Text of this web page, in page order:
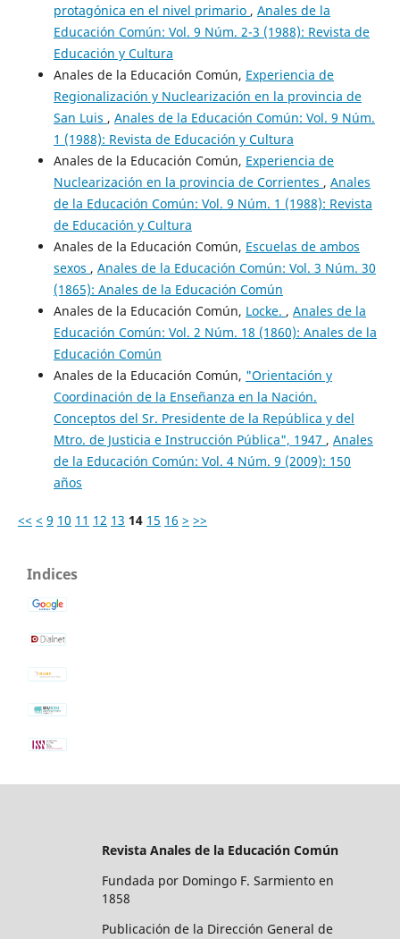
protagónica en el nivel primario , Anales de la
Educación Común: Vol. 9 Núm. 2-3 (1988): Revista de
Educación y Cultura
Anales de la Educación Común, Experiencia de
Regionalización y Nuclearización en la provincia de
San Luis , Anales de la Educación Común: Vol. 9 Núm.
1 (1988): Revista de Educación y Cultura
Anales de la Educación Común, Experiencia de
Nuclearización en la provincia de Corrientes , Anales
de la Educación Común: Vol. 9 Núm. 1 (1988): Revista
de Educación y Cultura
Anales de la Educación Común, Escuelas de ambos
sexos , Anales de la Educación Común: Vol. 3 Núm. 30
(1865): Anales de la Educación Común
Anales de la Educación Común, Locke. , Anales de la
Educación Común: Vol. 2 Núm. 18 (1860): Anales de la
Educación Común
Anales de la Educación Común, "Orientación y
Coordinación de la Enseñanza en la Nación.
Conceptos del Sr. Presidente de la República y del
Mtro. de Justicia e Instrucción Pública", 1947 , Anales
de la Educación Común: Vol. 4 Núm. 9 (2009): 150
años
<< < 9 10 11 12 13 14 15 16 > >>
Indices
Revista Anales de la Educación Común
Fundada por Domingo F. Sarmiento en
1858
Publicación de la Dirección General de